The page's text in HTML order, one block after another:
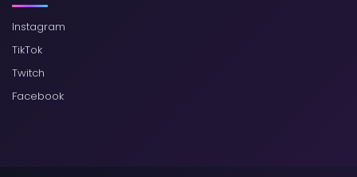
Instagram
TikTok
Twitch
Facebook